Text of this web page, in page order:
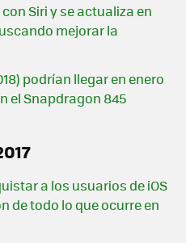
Siri y se actualiza en
mejorar la
podrían llegar en enero
el Snapdragon 845
a los usuarios de iOS
de todo lo que ocurre en